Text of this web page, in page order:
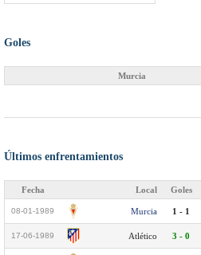
Goles
Murcia
Últimos enfrentamientos
Fecha Local Goles
08-01-1989 Murcia 1 - 1
17-06-1989 Atlético 3 - 0